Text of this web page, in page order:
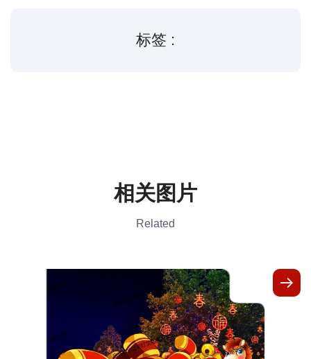
标签 :
相关图片
Related